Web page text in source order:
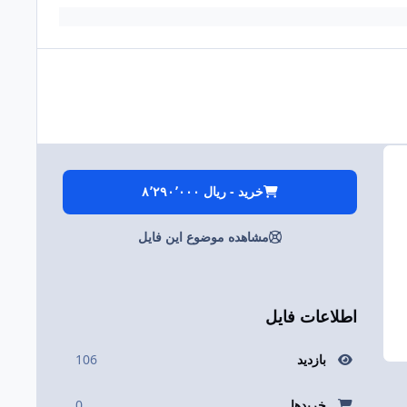
خرید - ‎ریال ۸٬۲۹۰٬۰۰۰
مشاهده موضوع این فایل
اطلاعات فایل
بازدید 106